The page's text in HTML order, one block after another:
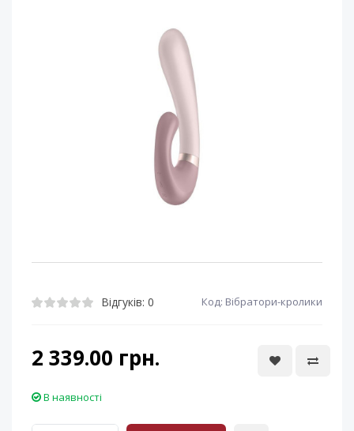
Відгуків: 0 Код: Вібратори-кролики
2 339.00 грн.
В наявності